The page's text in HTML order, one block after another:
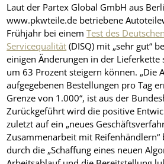
Laut der Partex Global GmbH aus
www.pkwteile.de betriebene
Frühjahr bei einemTest des
Servicequalität (DISQ) mit „sehr gut“
einigen Änderungen in der Lieferkette
um 63 Prozent steigern können. „Die
aufgegebenen Bestellungen pro Tag
Grenze von 1.000“, ist aus der
Zurückgeführt wird die positive
zuletzt auf ein „neues
Zusammenarbeit mit Reifenhändlern“
durch die „Schaffung eines neuen